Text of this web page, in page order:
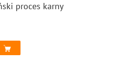
proces karny